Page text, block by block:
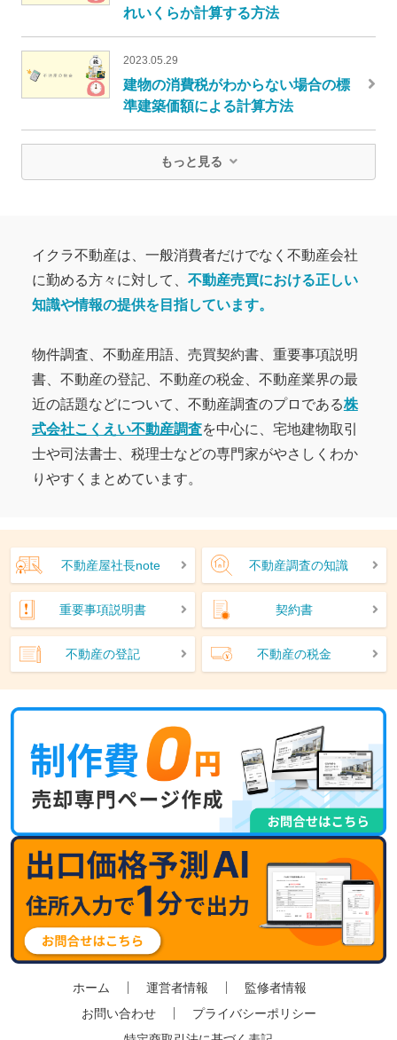
れいくらか計算する方法
2023.05.29
建物の消費税がわからない場合の標
準建築価額による計算方法
もっと見る
イクラ不動産は、一般消費者だけでなく不動産会社
に勤める方々に対して、 不動産売買における正しい
知識や情報の提供を目指しています。
物件調査、不動産用語、売買契約書、重要事項説明
書、不動産の登記、不動産の税金、不動産業界の最
近の話題などについて、不動産調査のプロである株
式会社こくえい不動産調査を中心に、宅地建物取引
士や司法書士、税理士などの専門家がやさしくわか
りやすくまとめています。
不動産屋社長note 不動産調査の知識
重要事項説明書 契約書
不動産の登記 不動産の税金
ホーム 運営者情報 監修者情報
お問い合わせ プライバシーポリシー